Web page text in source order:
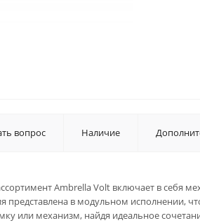
вопрос Наличие
Ambrella Volt включает в себя
в модульном исполнении,
или механизм, найдя идеальное